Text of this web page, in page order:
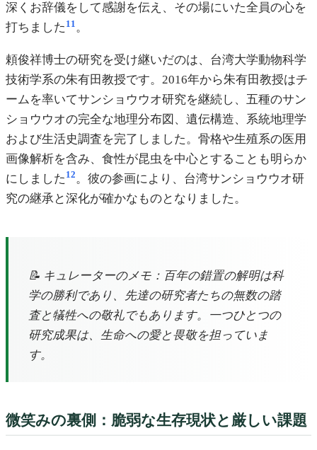
深くお辞儀をして感謝を伝え、その場にいた全員の心を
打ちました 11 。
頼俊祥博士の研究を受け継いだのは、台湾大学動物科学
技術学系の朱有田教授です。2016年から朱有田教授はチ
ームを率いてサンショウウオ研究を継続し、五種のサン
ショウウオの完全な地理分布図、遺伝構造、系統地理学
および生活史調査を完了しました。骨格や生殖系の医用
画像解析を含み、食性が昆虫を中心とすることも明らか
にしました 12。彼の参画により、台湾サンショウウオ研
究の継承と深化が確かなものとなりました。
📝 キュレーターのメモ：百年の錯置の解明は科
学の勝利であり、先達の研究者たちの無数の踏
査と犠牲への敬礼でもあります。一つひとつの
研究成果は、生命への愛と畏敬を担っていま
す。
微笑みの裏側：脆弱な生存現状と厳しい課題